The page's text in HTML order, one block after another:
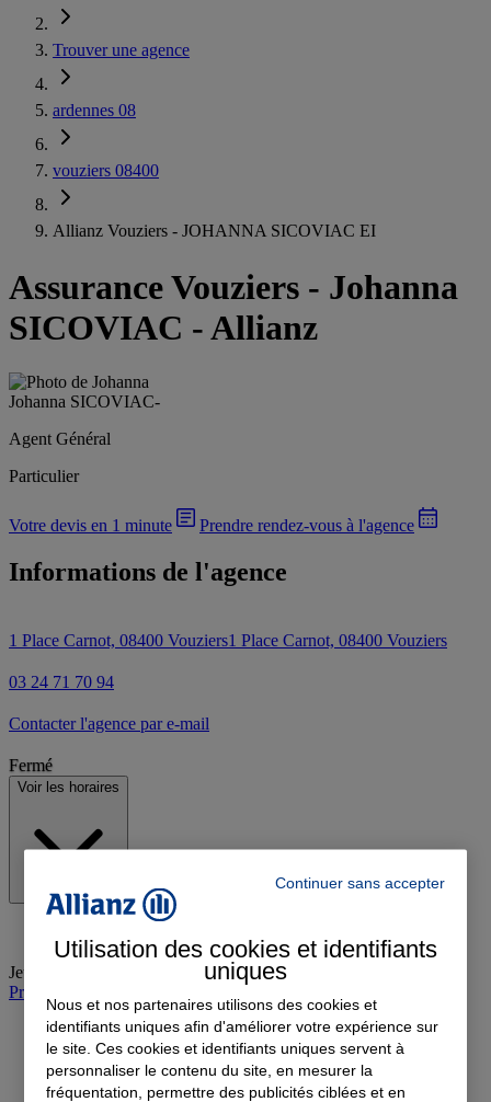
Trouver une agence
ardennes 08
vouziers 08400
Allianz Vouziers - JOHANNA SICOVIAC EI
Assurance Vouziers - Johanna
SICOVIAC - Allianz
Johanna SICOVIAC-
Agent Général
Particulier
Votre devis en 1 minute Prendre rendez-vous à l'agence
Informations de l'agence
1 Place Carnot, 08400 Vouziers1 Place Carnot, 08400 Vouziers
03 24 71 70 94
Contacter l'agence par e-mail
Fermé
Voir les horaires
Jeudi
09:00-12:00, 14:00-17:30
Prendre rendez-vous à l'agence
Continuer sans accepter
Utilisation des cookies et identifiants
uniques
Nous et nos partenaires utilisons des cookies et
identifiants uniques afin d'améliorer votre expérience sur
le site. Ces cookies et identifiants uniques servent à
personnaliser le contenu du site, en mesurer la
fréquentation, permettre des publicités ciblées et en